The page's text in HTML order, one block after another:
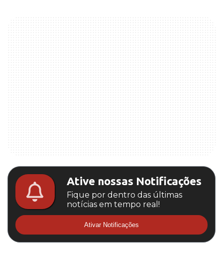
Ative nossas Notificações
Fique por dentro das últimas
notícias em tempo real!
Ativar Notificações